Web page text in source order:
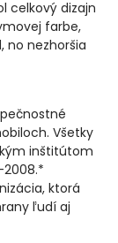
celkový dizajn
farbe,
no nezhoršia
Všetky
inštitútom
2008.*
ktorá
ľudí aj